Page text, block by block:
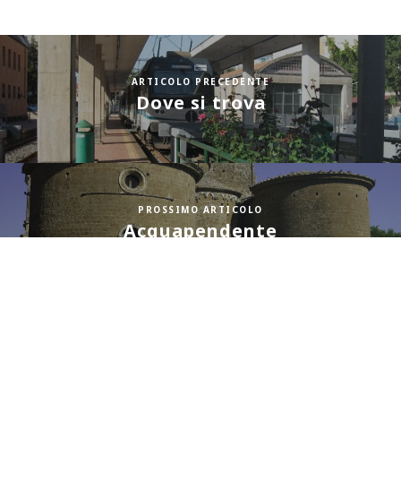
ARTICOLO PRECEDENTE
Dove si trova
PROSSIMO ARTICOLO
Acquapendente